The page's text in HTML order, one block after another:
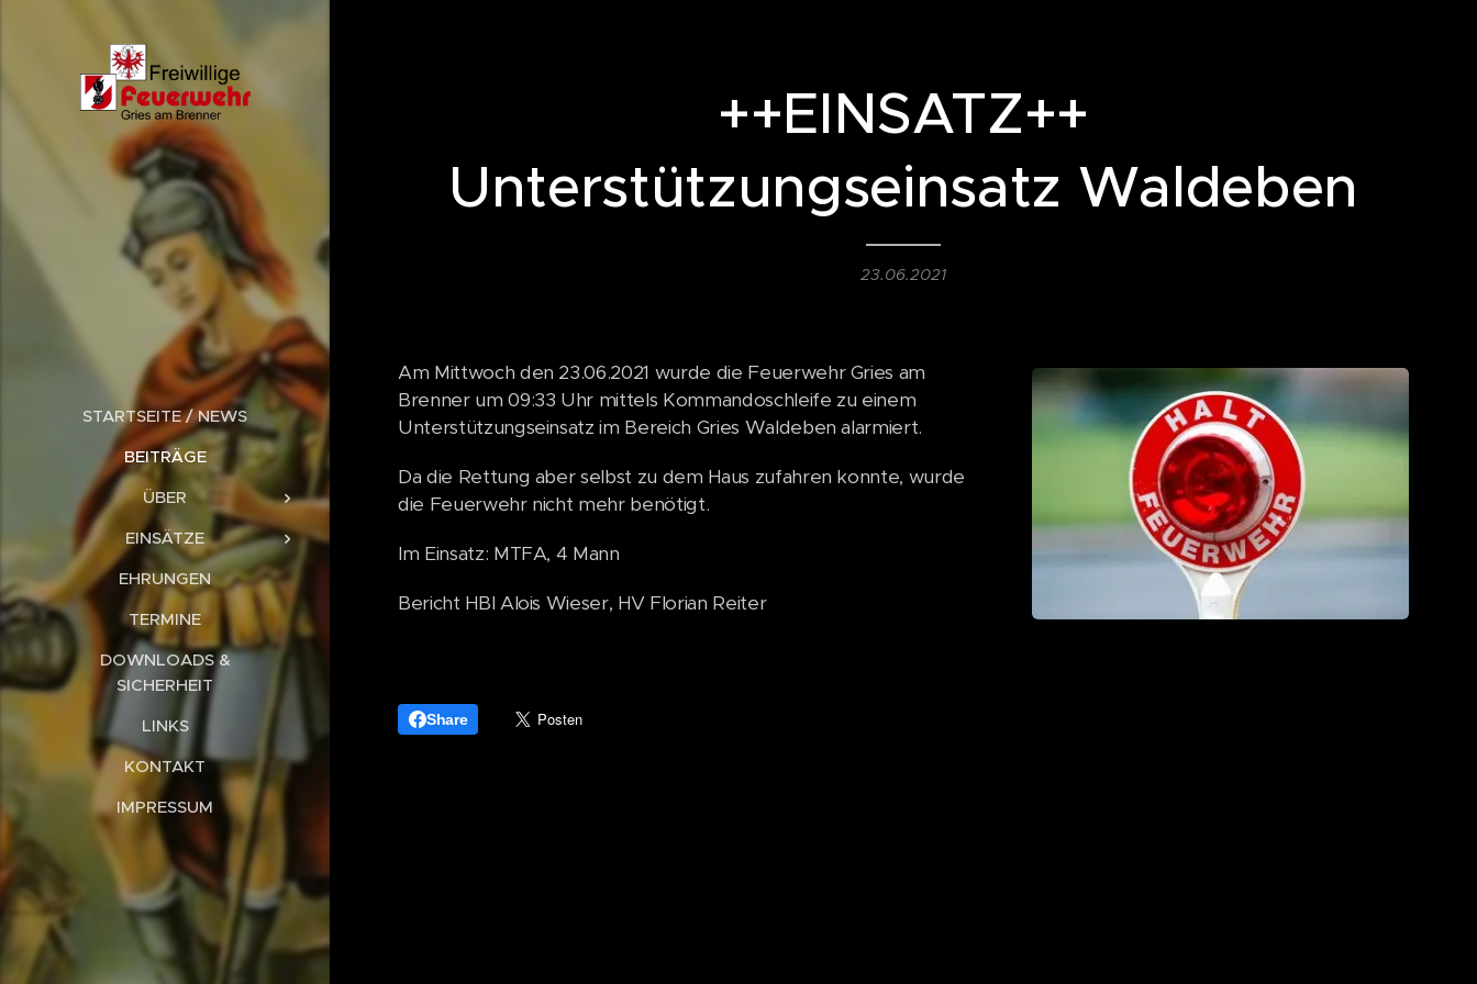
STARTSEITE / NEWS
BEITRÄGE
ÜBER
EINSÄTZE
EHRUNGEN
TERMINE
DOWNLOADS &
SICHERHEIT
LINKS
KONTAKT
IMPRESSUM
++EINSATZ++
Unterstützungseinsatz Waldeben
23.06.2021
Am Mittwoch den 23.06.2021 wurde die Feuerwehr Gries am
Brenner um 09:33 Uhr mittels Kommandoschleife zu einem
Unterstützungseinsatz im Bereich Gries Waldeben alarmiert.
Da die Rettung aber selbst zu dem Haus zufahren konnte, wurde
die Feuerwehr nicht mehr benötigt.
Im Einsatz: MTFA, 4 Mann
Bericht HBI Alois Wieser, HV Florian Reiter
Share